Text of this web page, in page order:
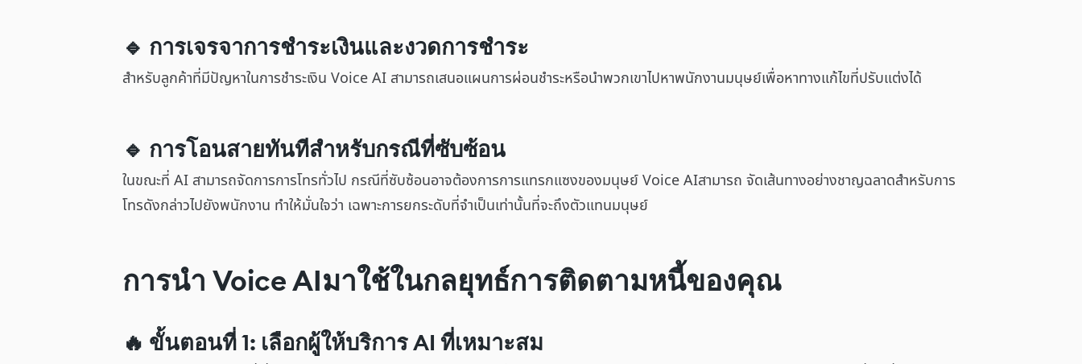
🔹 การเจรจาการชำระเงินและงวดการชำระ
สำหรับลูกค้าที่มีปัญหาในการชำระเงิน Voice AI สามารถเสนอแผนการผ่อนชำระหรือนำพวกเขาไปหาพนักงานมนุษย์เพื่อหาทางแก้ไขที่ปรับแต่งได้
🔹 การโอนสายทันทีสำหรับกรณีที่ซับซ้อน
ในขณะที่ AI สามารถจัดการการโทรทั่วไป กรณีที่ซับซ้อนอาจต้องการการแทรกแซงของมนุษย์ Voice AIสามารถ จัดเส้นทางอย่างชาญฉลาดสำหรับการ
โทรดังกล่าวไปยังพนักงาน ทำให้มั่นใจว่า เฉพาะการยกระดับที่จำเป็นเท่านั้นที่จะถึงตัวแทนมนุษย์
การนำ Voice AIมาใช้ในกลยุทธ์การติดตามหนี้ของคุณ
🔥 ขั้นตอนที่ 1: เลือกผู้ให้บริการ AI ที่เหมาะสม